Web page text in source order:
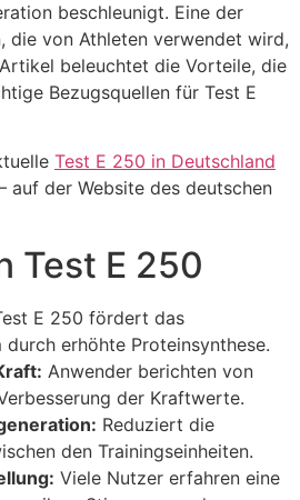
beschleunigt. Eine der
die von Athleten verwendet wird,
beleuchtet die Vorteile, die
Bezugsquellen für Test E
Test E 250 in Deutschland
auf der Website des deutschen
Test E 250
E 250 fördert das
durch erhöhte Proteinsynthese.
Anwender berichten von
der Kraftwerte.
Reduziert die
den Trainingseinheiten.
Viele Nutzer erfahren eine